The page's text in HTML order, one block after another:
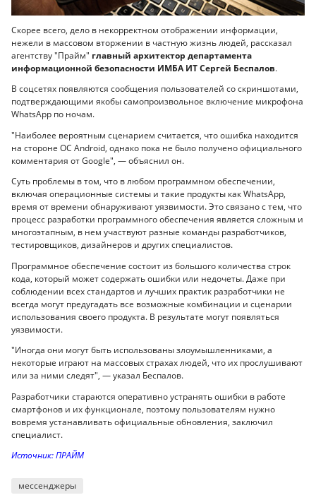
Скорее всего, дело в некорректном отображении информации,
нежели в массовом вторжении в частную жизнь людей, рассказал
агентству "Прайм" главный архитектор департамента
информационной безопасности ИМБА ИТ Сергей Беспалов.
В соцсетях появляются сообщения пользователей со скриншотами,
подтверждающими якобы самопроизвольное включение микрофона
WhatsApp по ночам.
"Наиболее вероятным сценарием считается, что ошибка находится
на стороне ОС Android, однако пока не было получено официального
комментария от Google", — объяснил он.
Суть проблемы в том, что в любом программном обеспечении,
включая операционные системы и такие продукты как WhatsApp,
время от времени обнаруживают уязвимости. Это связано с тем, что
процесс разработки программного обеспечения является сложным и
многоэтапным, в нем участвуют разные команды разработчиков,
тестировщиков, дизайнеров и других специалистов.
Программное обеспечение состоит из большого количества строк
кода, который может содержать ошибки или недочеты. Даже при
соблюдении всех стандартов и лучших практик разработчики не
всегда могут предугадать все возможные комбинации и сценарии
использования своего продукта. В результате могут появляться
уязвимости.
"Иногда они могут быть использованы злоумышленниками, а
некоторые играют на массовых страхах людей, что их прослушивают
или за ними следят", — указал Беспалов.
Разработчики стараются оперативно устранять ошибки в работе
смартфонов и их функционале, поэтому пользователям нужно
вовремя устанавливать официальные обновления, заключил
специалист.
Источник: ПРАЙМ
мессенджеры